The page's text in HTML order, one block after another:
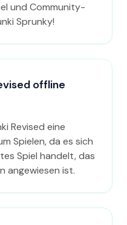
und Community-
Sprunky!
offline
Revised eine
Spielen, da es sich
Spiel handelt, das
angewiesen ist.